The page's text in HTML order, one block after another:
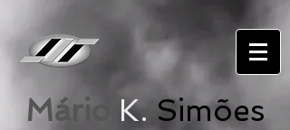
Mário K. Simões